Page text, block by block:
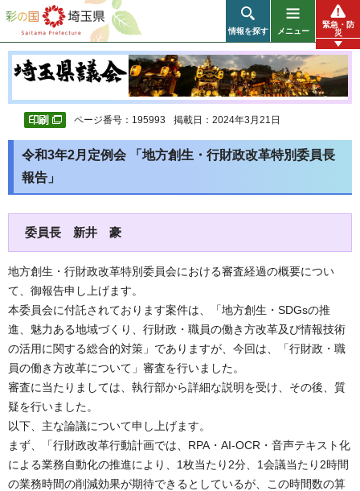
彩の国 埼玉県
情報を探す メニュー
緊急・防
災
ページ番号：195993 掲載日：2024年3月21日
令和3年2月定例会 「地方創生・行財政改革特別委員長
報告」
委員長 新井 豪
地方創生・行財政改革特別委員会における審査経過の概要につい
て、御報告申し上げます。
本委員会に付託されております案件は、「地方創生・SDGsの推
進、魅力ある地域づくり、行財政・職員の働き方改革及び情報技術
の活用に関する総合的対策」でありますが、今回は、「行財政・職
員の働き方改革について」審査を行いました。
審査に当たりましては、執行部から詳細な説明を受け、その後、質
疑を行いました。
以下、主な論議について申し上げます。
まず、「行財政改革行動計画では、RPA・AI-OCR・音声テキスト化
による業務自動化の推進により、1枚当たり2分、1会議当たり2時間
の業務時間の削減効果が期待できるとしているが、この時間数の算